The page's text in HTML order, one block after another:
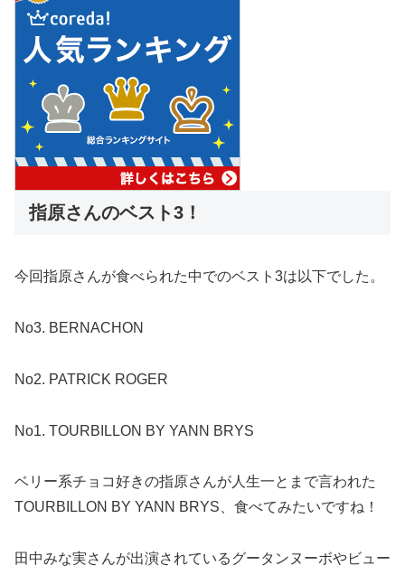
指原さんのベスト3！
今回指原さんが食べられた中でのベスト3は以下でした。
No3. BERNACHON
No2. PATRICK ROGER
No1. TOURBILLON BY YANN BRYS
ベリー系チョコ好きの指原さんが人生一とまで言われた
TOURBILLON BY YANN BRYS、食べてみたいですね！
田中みな実さんが出演されているグータンヌーボやビュー